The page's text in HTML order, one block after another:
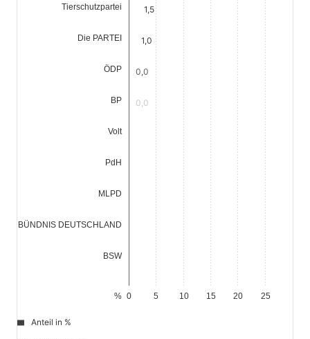
Tierschutzpartei
Die PARTEI
ÖDP
BP
Volt
PdH
MLPD
BÜNDNIS DEUTSCHLAND
BSW
0 5 10 15 20 25
%
1,5
1,0
0,0
0,0
Anteil in %